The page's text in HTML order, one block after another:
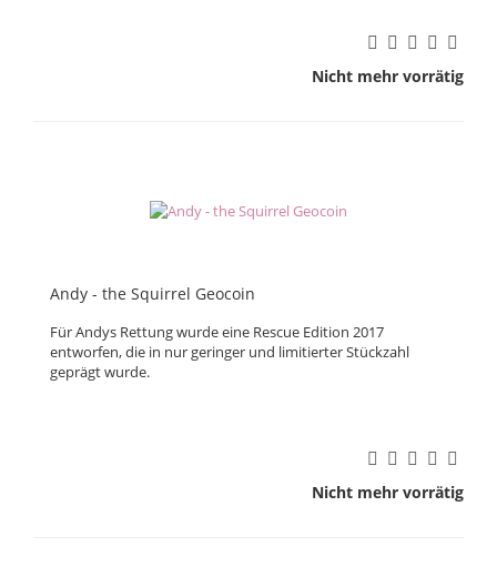
Nicht mehr vorrätig
Andy - the Squirrel Geocoin
Für Andys Rettung wurde eine Rescue Edition 2017
entworfen, die in nur geringer und limitierter Stückzahl
geprägt wurde.
Nicht mehr vorrätig